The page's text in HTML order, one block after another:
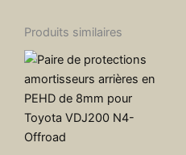
Produits similaires